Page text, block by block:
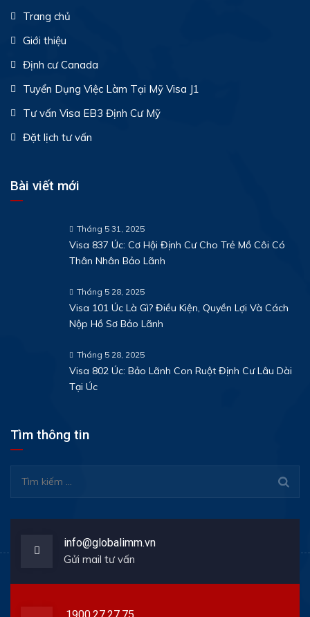
Trang chủ
Giới thiệu
Định cư Canada
Tuyển Dụng Việc Làm Tại Mỹ Visa J1
Tư vấn Visa EB3 Định Cư Mỹ
Đặt lịch tư vấn
Bài viết mới
Tháng 5 31, 2025
Visa 837 Úc: Cơ Hội Định Cư Cho Trẻ Mồ Côi Có
Thân Nhân Bảo Lãnh
Tháng 5 28, 2025
Visa 101 Úc Là Gì? Điều Kiện, Quyền Lợi Và Cách
Nộp Hồ Sơ Bảo Lãnh
Tháng 5 28, 2025
Visa 802 Úc: Bảo Lãnh Con Ruột Định Cư Lâu Dài
Tại Úc
Tìm thông tin
info@globalimm.vn
Gửi mail tư vấn